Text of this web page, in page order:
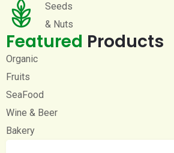
Seeds
& Nuts
Featured Products
Organic
Fruits
SeaFood
Wine & Beer
Bakery